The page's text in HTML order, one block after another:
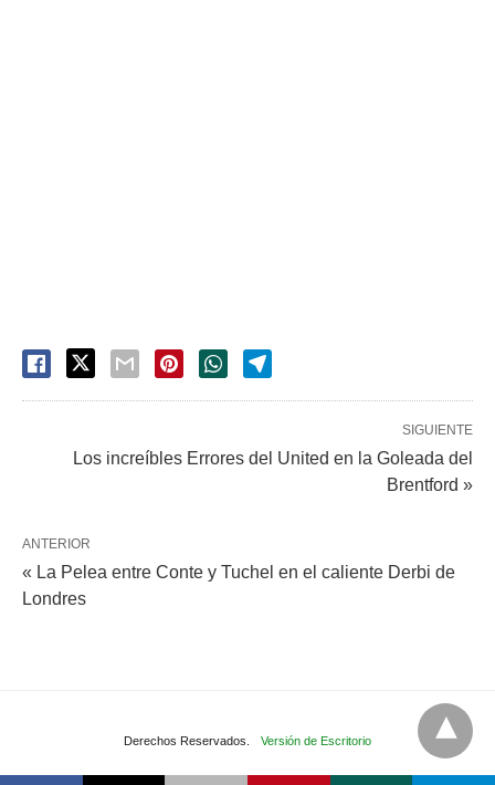
SIGUIENTE
Los increíbles Errores del United en la Goleada del
Brentford »
ANTERIOR
« La Pelea entre Conte y Tuchel en el caliente Derbi de
Londres
Derechos Reservados. Versión de Escritorio